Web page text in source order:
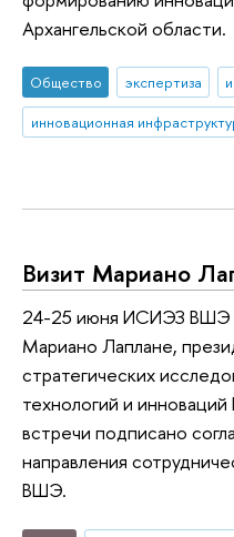
Архангельской области.
Общество экспертиза
инновационная
Визит Мариано
24-25 июня ИСИЭЗ ВШЭ
Мариано Лаплане,
стратегических
технологий и
встречи подписано
направления
ВШЭ.